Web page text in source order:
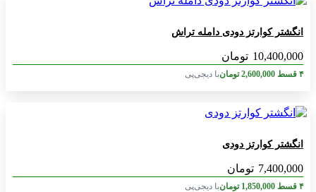
انگشتر کوارتز دودی دامله تراش
10,400,000 تومان
۴ قسط 2,600,000 تومانبا دیجی‌پی
انگشتر کوارتز دودی
7,400,000 تومان
۴ قسط 1,850,000 تومانبا دیجی‌پی